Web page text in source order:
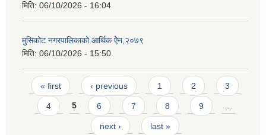
मिति: 06/10/2026 - 16:04
मुसिकोट नगरपालिकाको आर्थिक ऐेन,२०७९
मिति: 06/10/2026 - 15:50
Pages
« first ‹ previous 1 2 3
4 5 6 7 8 9 …
next › last »